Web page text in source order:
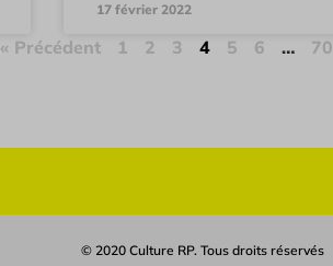
17 février 2022
« Précédent 1 2 3 4 5 6 … 70
© 2020 Culture RP. Tous droits réservés